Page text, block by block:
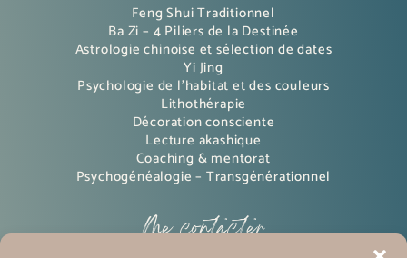
Feng Shui Traditionnel
Ba Zi – 4 Piliers de la Destinée
Astrologie chinoise et sélection de dates
Yi Jing
Psychologie de l’habitat et des couleurs
Lithothérapie
Décoration consciente
Lecture akashique
Coaching & mentorat
Psychogénéalogie – Transgénérationnel
Me contacter